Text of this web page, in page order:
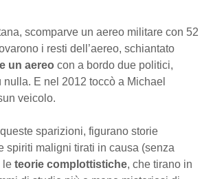
scomparve un aereo militare con 52
i resti dell’aereo, schiantato
un aereo con a bordo due politici,
E nel 2012 toccò a Michael
veicolo.
sparizioni, figurano storie
spiriti maligni tirati in causa (senza
le teorie complottistiche, che tirano in